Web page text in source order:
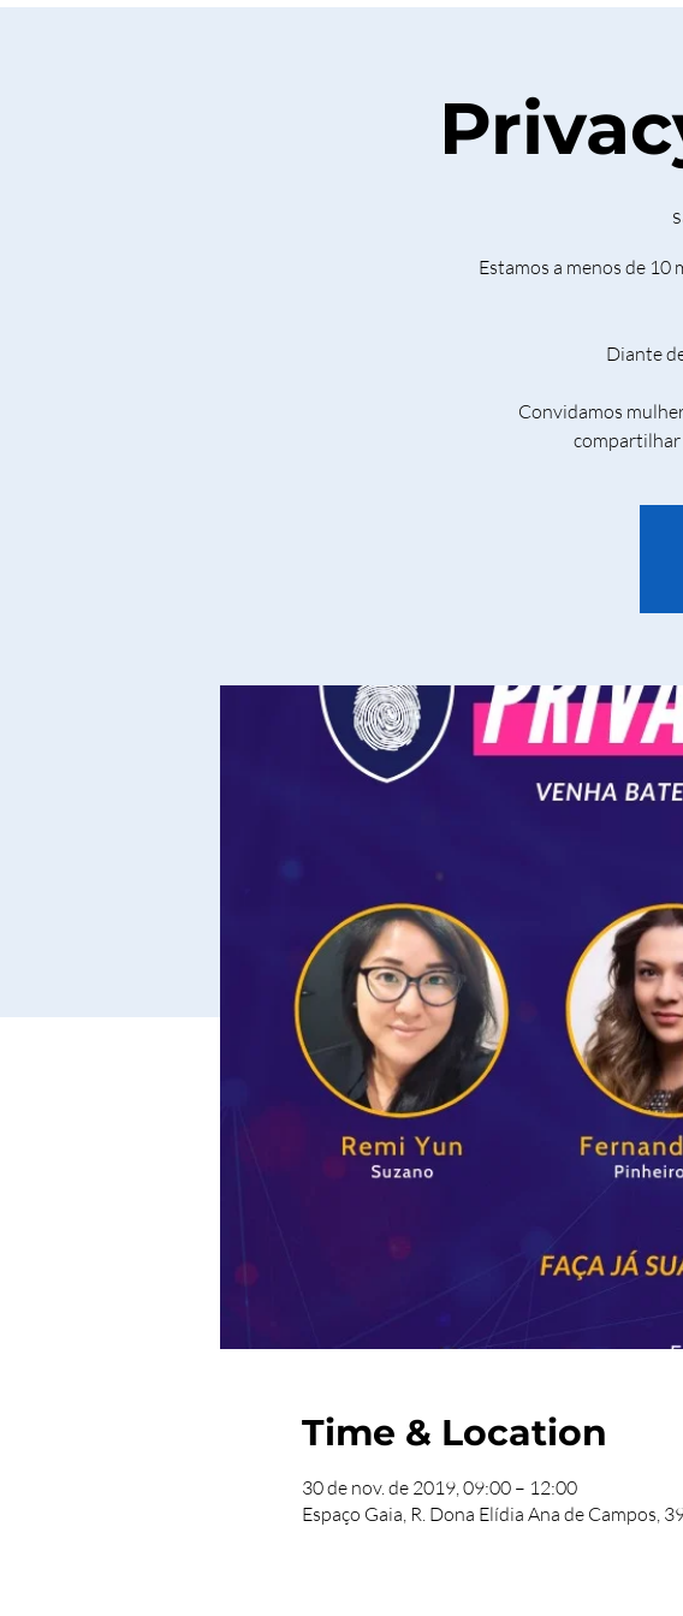
Estamos a menos de 10
Diante
Convidamos
compartilhar
Time & Location
30 de nov. de 2019, 09:00 – 12:00
Espaço Gaia, R. Dona Elídia Ana de Campos,